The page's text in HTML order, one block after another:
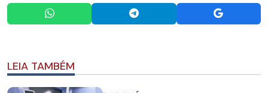
LEIA TAMBÉM